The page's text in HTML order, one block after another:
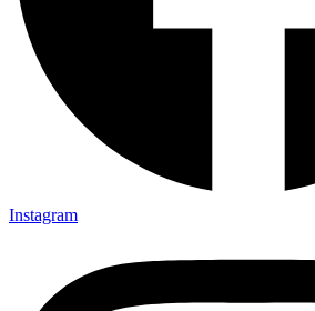
Instagram